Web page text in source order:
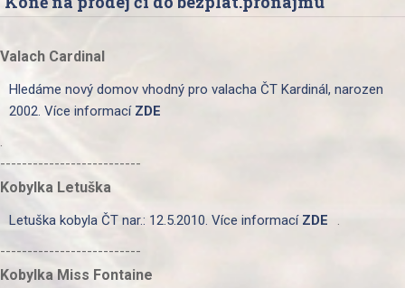
Valach Cardinal
Hledáme nový domov vhodný pro valacha ČT Kardinál, narozen
2002. Více informací ZDE
.
--------------------------
Kobylka Letuška
Letuška kobyla ČT nar.: 12.5.2010. Více informací ZDE
.
--------------------------
Kobylka Miss Fontaine